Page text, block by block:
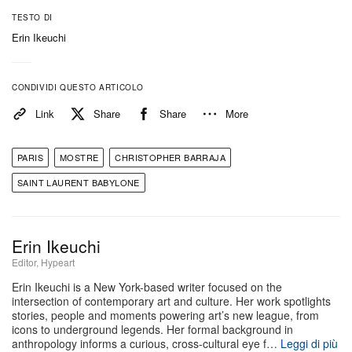
37° Festival di Hyères nel 2022.
che nutre per loro. In
dà vita a un romanzo visivo fatto di scenari marini e
sottoculture queer, dosando in egual misura
delicatezza e stranezza. Usando la luce come
materia, che ammorbidisce i contorni di corpi, piante
più intimi dell’esistenza in creazioni dal respiro
mitico.
La mostra è oraaperta al pubblicoa Parigi fino al 13
settembre.
TESTO DI
Erin Ikeuchi
CONDIVIDI QUESTO ARTICOLO
Link Share Share More
PARIS MOSTRE
CHRISTOPHER BARRAJA
SAINT LAURENT BABYLONE
Erin Ikeuchi
Editor, Hypeart
Erin Ikeuchi is a New York-based writer focused on the
intersection of contemporary art and culture. Her work spotlights
stories, people and moments powering art’s new league, from
icons to underground legends. Her formal background in
anthropology informs a curious, cross-cultural eye f… Leggi di più